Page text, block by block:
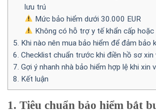
lưu trú
Mức bảo hiểm dưới 30.000 EUR
Không có hỗ trợ y tế khẩn cấp hoặc
5. Khi nào nên mua bảo hiểm để đảm bảo
6. Checklist chuẩn trước khi điền hồ sơ xin
7. Gợi ý nhanh nhà bảo hiểm hợp lệ khi xin
8. Kết luận
1. Tiêu chuẩn bảo hiểm bắt